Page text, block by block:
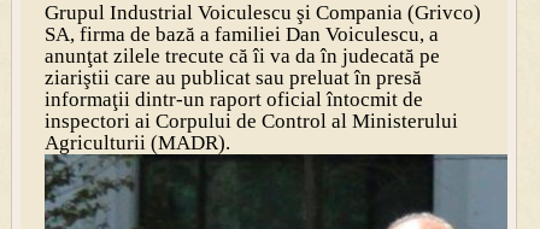
Grupul Industrial Voiculescu şi Compania (Grivco)
SA, firma de bază a familiei Dan Voiculescu, a
anunţat zilele trecute că îi va da în judecată pe
ziariştii care au publicat sau preluat în presă
informaţii dintr-un raport oficial întocmit de
inspectori ai Corpului de Control al Ministerului
Agriculturii (MADR).